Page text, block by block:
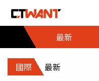
最新
國際 最新